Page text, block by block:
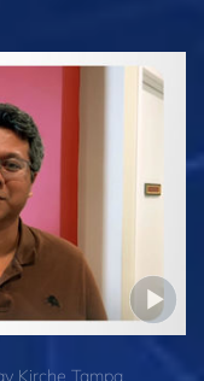
Kirche Tampa.